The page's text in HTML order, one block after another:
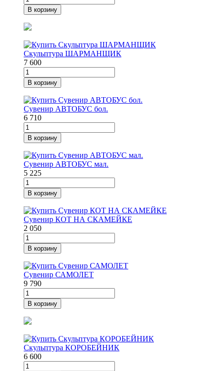
В корзину
Скульптура ШАРМАНЩИК
7 600
В корзину
Сувенир АВТОБУС бол.
6 710
В корзину
Сувенир АВТОБУС мал.
5 225
В корзину
Сувенир КОТ НА СКАМЕЙКЕ
2 050
В корзину
Сувенир САМОЛЕТ
9 790
В корзину
Скульптура КОРОБЕЙНИК
6 600